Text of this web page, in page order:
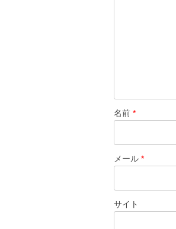
名前 *
メール *
サイト